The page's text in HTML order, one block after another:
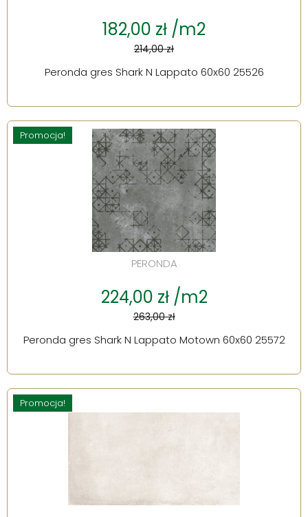
182,00 zł /m2
214,00 zł
Peronda gres Shark N Lappato 60x60 25526
Promocja!
PERONDA
224,00 zł /m2
263,00 zł
Peronda gres Shark N Lappato Motown 60x60 25572
Promocja!